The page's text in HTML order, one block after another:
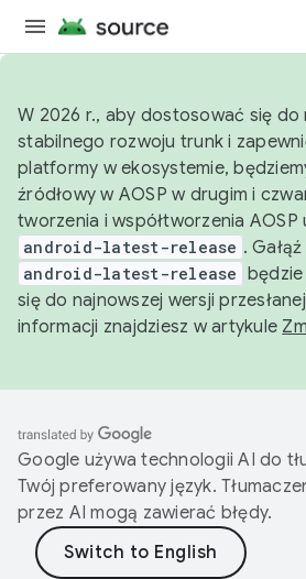
W 2026 r., aby dostosować się do
stabilnego rozwoju trunk i
platformy w ekosystemie,
źródłowy w AOSP w drugim i
tworzenia i współtworzenia AOSP
android-latest-release .
android-latest-release
się do najnowszej wersji
informacji znajdziesz w artykule
Google używa technologii AI do
Twój preferowany język.
przez AI mogą zawierać błędy.